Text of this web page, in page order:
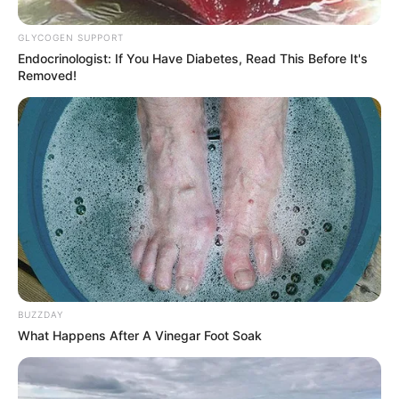
Parte desses registros aconteceu na região Sul. Entre eles, o caso
de uma empresa no município de Não me Toque, que foi obrigada
a parar de veicular propaganda político-partidária nos bens
móveis.
GLYCOGEN SUPPORT
Endocrinologist: If You Have Diabetes, Read This Before It's
Removed!
BUZZDAY
What Happens After A Vinegar Foot Soak